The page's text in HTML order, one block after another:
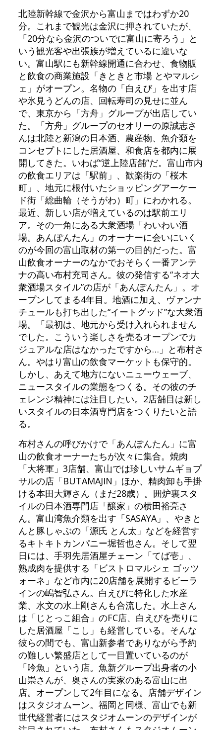
北陸新幹線で金沢から富山まではわずか20
分。これまで観光は金沢に押されていたが、
「20分なら金沢のついでに富山に寄ろう」と
いう観光客や出張族が増えているに違いな
い。富山駅にも新幹線開通に合わせ、食物販
と飲食の商業施設「きときと市場 とやマルシ
ェ」がオープン。名物の「白えび」を出す店
や氷見うどんの店、回転寿司の見せに並ん
で、東京から「方舟」グループが出店してい
た。「方舟」グループのセオリーの原誠志さ
んは北陸と新潟の日本酒、農産物、魚介類を
コンセプトにした居酒屋、和食店を都内に展
開してきた。いわば“逆上陸店舗”だ。富山市内
の飲食エリアは「駅前」、歓楽街の「桜木
町」、地元に根付いたショッピングアーケー
ド街「総曲輪（そうがわ）町」にわかれる。
最近、新しい店が増えているのは駅前エリ
ア。その一角にある大衆酒場「わいわい酒
場。あんぽんたん」のオーナーに会いにいく
のが今回の富山取材の第一の目的だった。富
山飲食オーナーのなかでおそらく一番アンテ
ナの高い布村充司さん。彼の発信する“ネオ大
衆酒場スタイル”の店が「あんぽんたん」。オ
ープンしてまる4年目。地酒に加え、ヴァンナ
チュールも打ち出した“イートグッド”な大衆酒
場。「最初は、地元から受け入れられません
でした。こういう楽しさを売るオープンでカ
ジュアルな店はなかったですから…」と布村さ
ん。やはり富山の飲食マーケットも保守的。
しかし、あえて地方にないニューウェーブ、
ニュースタイルの業態をつくる。その彼のチ
ェレンジ精神には注目したい。2店舗目は新し
いスタイルの日本酒専門店をつくりたいと語
る。
布村さんの呼びかけで「あんぽんたん」に富
山の飲食オーナーたちが次々に集合。焼肉
「大将軍」3店舗、富山では珍しいサムギョプ
サルの店「BUTAMAJIN」ほか、精肉卸も手掛
ける本田大輝さん（まだ28歳）。囲炉裏スタ
イルの日本酒専門店「醸家」の横田裕亮さ
ん。富山湾魚介類を出す「SASAYA」、やきと
んと豚しゃぶの「源氏 とん太」などを経営す
るキトキトカンパニー堀哲也さん。そして翌
日には、手羽先居酒屋チェーン「てば壱」、
熟成肉を提供する「ビストロマルシェ ゴッツ
ォーネ」など市内に20店舗を展開するビーラ
インの嶋智弘さん。白えびに特化した水産
業、水文の水上剛さんも合流した。水上さん
は「じとっこ組合」のFC店、白えびを売りに
した居酒屋「こし」も経営している。そんな
彼らの間でも、富山新参者でありながら予約
の難しい繁盛店として一目置いているのが
「吟魚」という店。魚新グループ出身者の小
山崇さんが、奥さんの実家のある富山に出
店。オープンして2年目になる。店舗デザイン
はスタジオムーン。福岡と同様、富山でも新
世代経営者にはスタジオムーンのデザインが